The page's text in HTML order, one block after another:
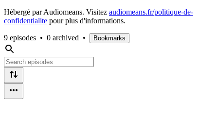
Hébergé par Audiomeans. Visitez audiomeans.fr/politique-de-
confidentialite pour plus d'informations.
9 episodes • 0 archived • Bookmarks